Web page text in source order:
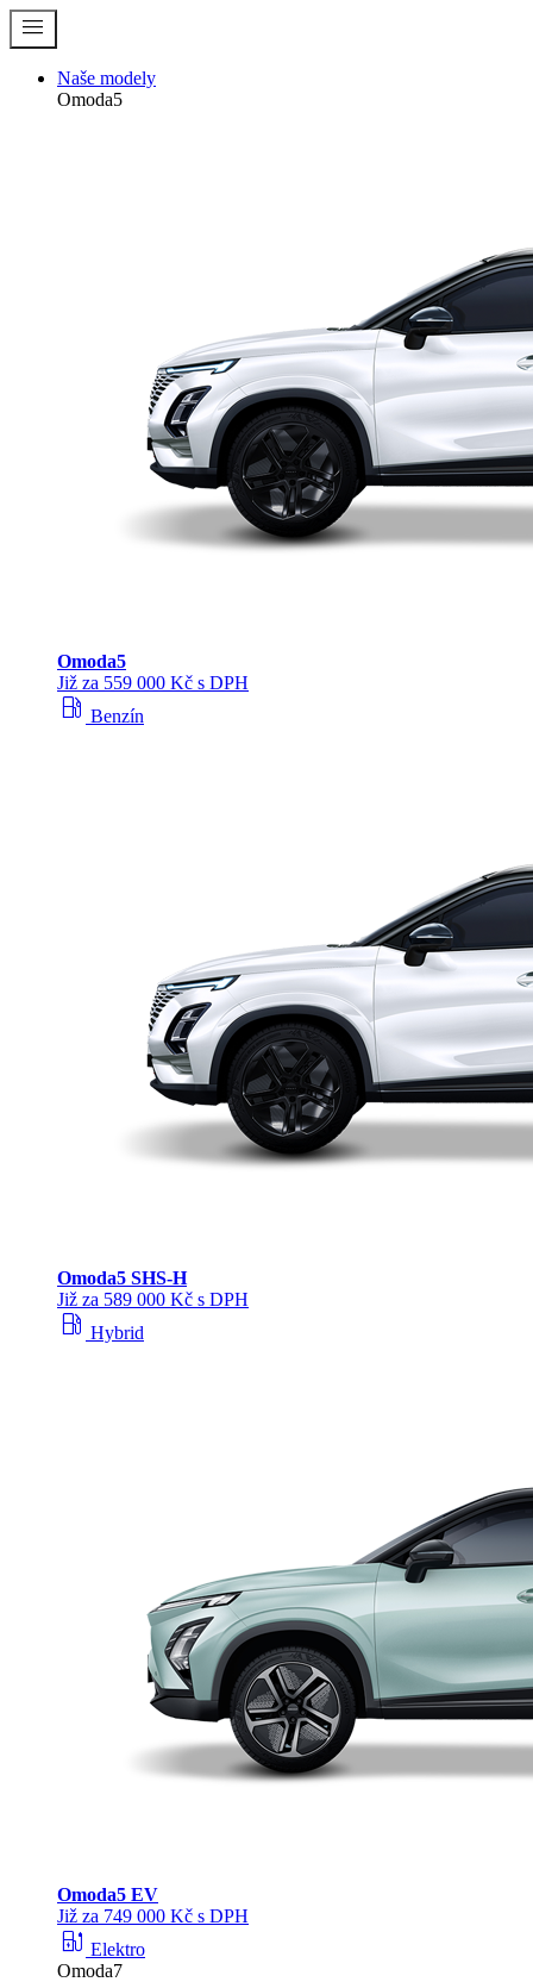
menu
Naše modely
Omoda5
Omoda5
Již za 559 000 Kč s DPH
local_gas_station Benzín
Omoda5 SHS‑H
Již za 589 000 Kč s DPH
local_gas_station Hybrid
Omoda5 EV
Již za 749 000 Kč s DPH
ev_station Elektro
Omoda7